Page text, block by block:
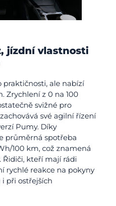
jízdní vlastnosti
praktičnosti, ale nabízí
Zrychlení z 0 na 100
svižné pro
své agilní řízení
Pumy. Díky
průměrná spotřeba
100 km, což znamená
Řidiči, kteří mají rádi
rychlé reakce na pokyny
při ostřejších